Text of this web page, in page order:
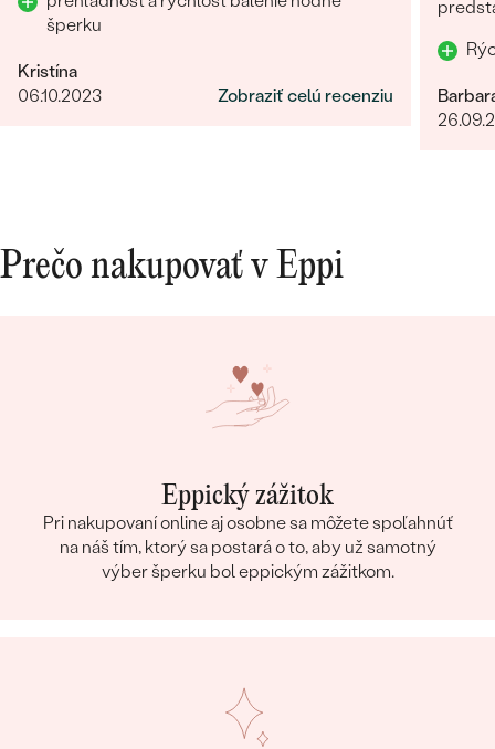
šperku
Kristína
06.10.2023
Zobraziť celú recenziu
Prečo nakupovať v Eppi
Eppický zážitok
Pri nakupovaní online aj osobne sa môžete spoľahnúť
na náš tím, ktorý sa postará o to, aby už samotný
výber šperku bol eppickým zážitkom.